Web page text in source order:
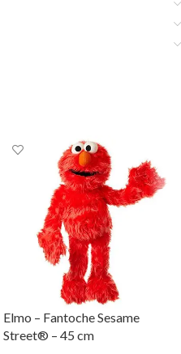
Elmo – Fantoche Sesame
Street® – 45 cm